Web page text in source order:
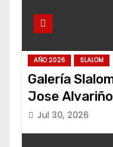
AÑO 2026 SLALOM
Galería
Jose Alvariño
Jul 30, 2026